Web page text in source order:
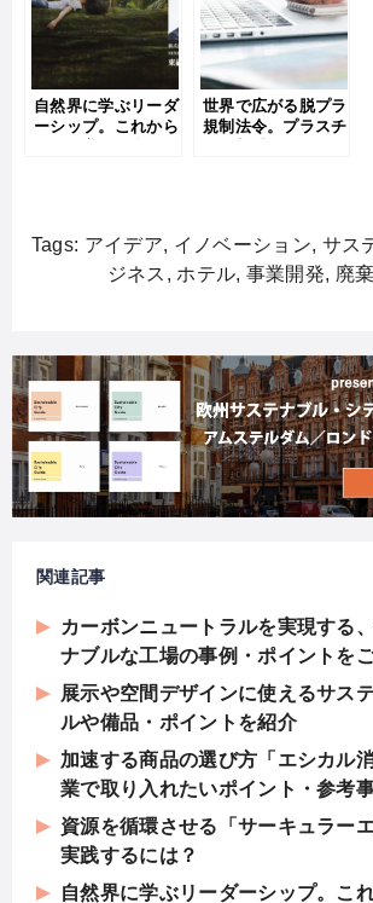
自然界に学ぶリーダ
ーシップ。これから
世界で広がる脱プラ
規制法令。プラスチ
Tags: アイデア, イノベーション, サス
ジネス , ホテル, 事業開発, 廃
関連記事
カーボンニュートラルを実現する
ナブルな工場の事例・ポイントを
展示や空間デザインに使えるサス
ルや備品・ポイントを紹介
加速する商品の選び方「エシカル
業で取り入れたいポイント・参考
資源を循環させる「サーキュラー
実践するには？
自然界に学ぶリーダーシップ。こ